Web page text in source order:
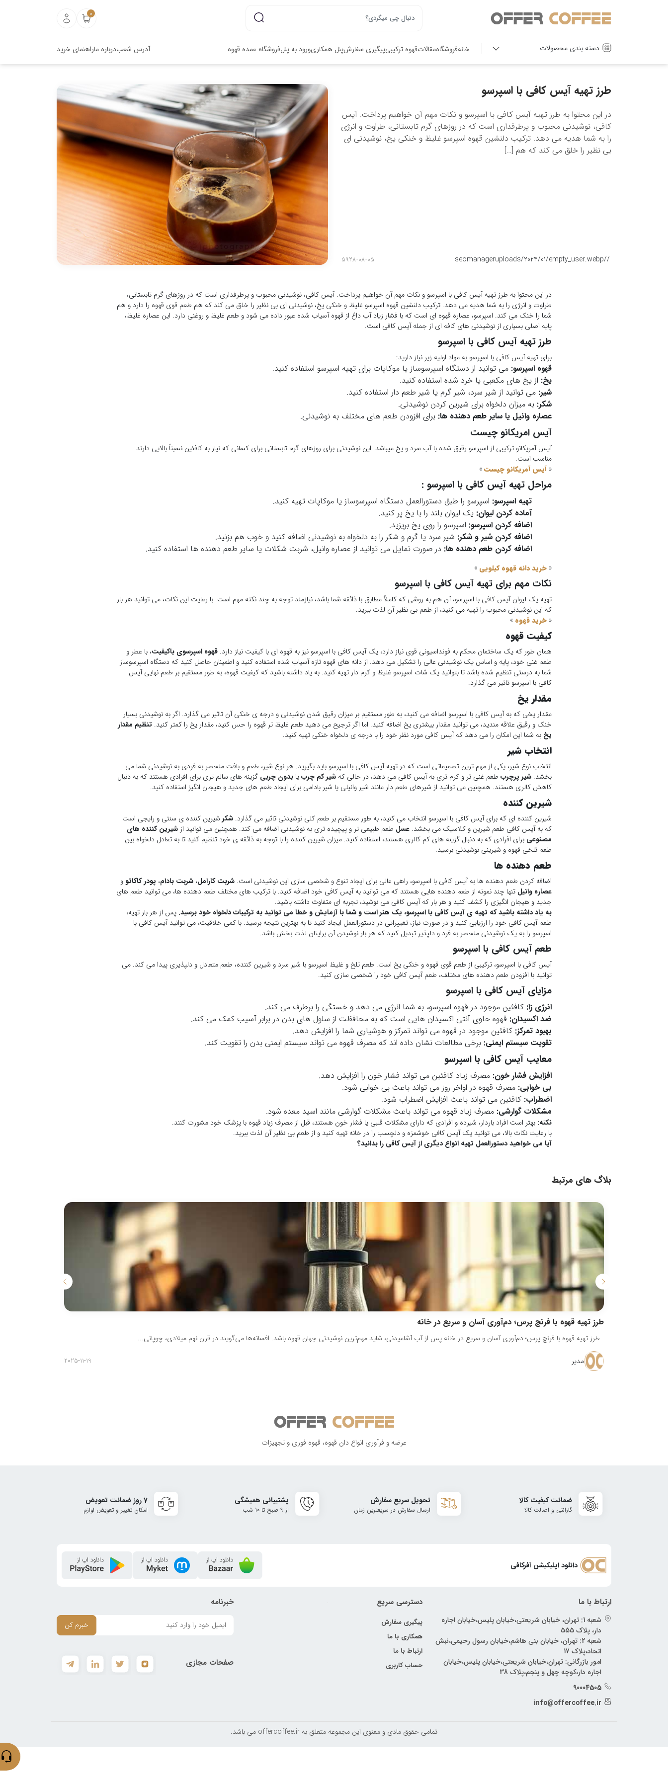
0
دسته بندی محصولات خانهفروشگاهمقالاتقهوه ترکیبیپیگیری سفارشپنل همکاریورود به پنلفروشگاه عمده قهوه آدرس شعبدرباره ماراهنمای خرید
طرز تهیه آیس کافی با اسپرسو
در این محتوا به طرز تهیه آیس کافی با اسپرسو و نکات مهم آن خواهیم پرداخت. آیس
کافی، نوشیدنی محبوب و پرطرفداری است که در روزهای گرم تابستانی، طراوت و انرژی
را به شما هدیه می دهد. ترکیب دلنشین قهوه اسپرسو غلیظ و خنکی یخ، نوشیدنی ای
بی نظیر را خلق می کند که هم […]
/
/uploads/2024/01/empty_user.webp
seomanager
5928-08-05
در این محتوا به طرز تهیه آیس کافی با اسپرسو و نکات مهم آن خواهیم پرداخت. آیس کافی، نوشیدنی محبوب و پرطرفداری است که در روزهای گرم تابستانی،
طراوت و انرژی را به شما هدیه می دهد. ترکیب دلنشین قهوه اسپرسو غلیظ و خنکی یخ، نوشیدنی ای بی نظیر را خلق می کند که هم طعم قوی قهوه را دارد و هم
شما را خنک می کند. اسپرسو، عصاره قهوه ای است که با فشار زیاد آب داغ از قهوه آسیاب شده عبور داده می شود و طعم غلیظ و روغنی دارد. این عصاره غلیظ،
پایه اصلی بسیاری از نوشیدنی های کافه ای از جمله آیس کافی است.
طرز تهیه آیس کافی با اسپرسو
برای تهیه آیس کافی با اسپرسو به مواد اولیه زیر نیاز دارید:
قهوه اسپرسو: می توانید از دستگاه اسپرسوساز یا موکاپات برای تهیه اسپرسو استفاده کنید.
یخ: از یخ های مکعبی یا خرد شده استفاده کنید.
شیر: می توانید از شیر سرد، شیر گرم یا شیر طعم دار استفاده کنید.
شکر: به میزان دلخواه برای شیرین کردن نوشیدنی.
عصاره وانیل یا سایر طعم دهنده ها: برای افزودن طعم های مختلف به نوشیدنی.
آیس امریکانو چیست
آیس آمریکانو ترکیبی از اسپرسو رقیق شده با آب سرد و یخ میباشد. این نوشیدنی برای روزهای گرم تابستانی برای کسانی که نیاز به کافئین نسبتاً بالایی دارند
مناسب است.
«آیس آمریکانو چیست»
مراحل تهیه آیس کافی با اسپرسو :
تهیه اسپرسو: اسپرسو را طبق دستورالعمل دستگاه اسپرسوساز یا موکاپات تهیه کنید.
آماده کردن لیوان: یک لیوان بلند را با یخ پر کنید.
اضافه کردن اسپرسو: اسپرسو را روی یخ بریزید.
اضافه کردن شیر و شکر: شیر سرد یا گرم و شکر را به دلخواه به نوشیدنی اضافه کنید و خوب هم بزنید.
اضافه کردن طعم دهنده ها: در صورت تمایل می توانید از عصاره وانیل، شربت شکلات یا سایر طعم دهنده ها استفاده کنید.
« خرید دانه قهوه کیلویی »
نکات مهم برای تهیه آیس کافی با اسپرسو
تهیه یک لیوان آیس کافی با اسپرسو، آن هم به روشی که کاملاً مطابق با ذائقه شما باشد، نیازمند توجه به چند نکته مهم است. با رعایت این نکات، می توانید هر بار
که این نوشیدنی محبوب را تهیه می کنید، از طعم بی نظیر آن لذت ببرید.
« خرید قهوه »
کیفیت قهوه
همان طور که یک ساختمان محکم به فونداسیونی قوی نیاز دارد، یک آیس کافی با اسپرسو نیز به قهوه ای با کیفیت نیاز دارد. قهوه اسپرسوی باکیفیت، با عطر و
طعم غنی خود، پایه و اساس یک نوشیدنی عالی را تشکیل می دهد. از دانه های قهوه تازه آسیاب شده استفاده کنید و اطمینان حاصل کنید که دستگاه اسپرسوساز
شما به درستی تنظیم شده باشد تا بتوانید یک شات اسپرسو غلیظ و کرم دار تهیه کنید. به یاد داشته باشید که کیفیت قهوه، به طور مستقیم بر طعم نهایی آیس
کافی با اسپرسو تاثیر می گذارد.
مقدار یخ
مقدار یخی که به آیس کافی با اسپرسو اضافه می کنید، به طور مستقیم بر میزان رقیق شدن نوشیدنی و درجه ی خنکی آن تاثیر می گذارد. اگر به نوشیدنی بسیار
خنک و رقیق علاقه مندید، می توانید مقدار بیشتری یخ اضافه کنید. اما اگر ترجیح می دهید طعم غلیظ تر قهوه را حس کنید، مقدار یخ را کمتر کنید. تنظیم مقدار
یخ به شما این امکان را می دهد که آیس کافی مورد نظر خود را با درجه ی دلخواه خنکی تهیه کنید.
انتخاب شیر
انتخاب نوع شیر، یکی از مهم ترین تصمیماتی است که در تهیه آیس کافی با اسپرسو باید بگیرید. هر نوع شیر، طعم و بافت منحصر به فردی به نوشیدنی شما می
بخشد. شیر پرچرب طعم غنی تر و کرم تری به آیس کافی می دهد، در حالی که شیر کم چربیا بدون چربی گزینه های سالم تری برای افرادی هستند که به دنبال
کاهش کالری هستند. همچنین می توانید از شیرهای طعم دار مانند شیر وانیلی یا شیر بادامی برای ایجاد طعم های جدید و هیجان انگیز استفاده کنید.
شیرین کننده
شیرین کننده ای که برای آیس کافی با اسپرسو انتخاب می کنید، به طور مستقیم بر طعم کلی نوشیدنی تاثیر می گذارد. شکر شیرین کننده ی سنتی و رایجی است
که به آیس کافی طعم شیرین و کلاسیک می بخشد. عسل طعم طبیعی تر و پیچیده تری به نوشیدنی اضافه می کند. همچنین می توانید از شیرین کننده های
مصنوعی برای افرادی که به دنبال گزینه های کم کالری هستند، استفاده کنید. میزان شیرین کننده را با توجه به ذائقه ی خود تنظیم کنید تا به تعادل دلخواه بین
طعم تلخی قهوه و شیرینی نوشیدنی برسید.
طعم دهنده ها
اضافه کردن طعم دهنده ها به آیس کافی با اسپرسو، راهی عالی برای ایجاد تنوع و شخصی سازی این نوشیدنی است. شربت کارامل، شربت بادام، پودر کاکائو و
عصاره وانیل تنها چند نمونه از طعم دهنده هایی هستند که می توانید به آیس کافی خود اضافه کنید. با ترکیب های مختلف طعم دهنده ها، می توانید طعم های
جدید و هیجان انگیزی را کشف کنید و هر بار که آیس کافی می نوشید، تجربه ای متفاوت داشته باشید.
به یاد داشته باشید که تهیه ی آیس کافی با اسپرسو، یک هنر است و شما با آزمایش و خطا می توانید به ترکیبات دلخواه خود برسید. پس از هر بار تهیه،
طعم آیس کافی خود را ارزیابی کنید و در صورت نیاز، تغییراتی در دستورالعمل ایجاد کنید تا به بهترین نتیجه برسید. با کمی خلاقیت، می توانید آیس کافی با
اسپرسو را به یک نوشیدنی منحصر به فرد و دلپذیر تبدیل کنید که هر بار نوشیدن آن برایتان لذت بخش باشد.
طعم آیس کافی با اسپرسو
آیس کافی با اسپرسو، ترکیبی از طعم قوی قهوه و خنکی یخ است. طعم تلخ و غلیظ اسپرسو با شیر سرد و شیرین کننده، طعم متعادل و دلپذیری پیدا می کند. می
توانید با افزودن طعم دهنده های مختلف، طعم آیس کافی خود را شخصی سازی کنید.
مزایای آیس کافی با اسپرسو
انرژی زا: کافئین موجود در قهوه اسپرسو، به شما انرژی می دهد و خستگی را برطرف می کند.
ضد اکسیدان: قهوه حاوی آنتی اکسیدان هایی است که به محافظت از سلول های بدن در برابر آسیب کمک می کند.
بهبود تمرکز: کافئین موجود در قهوه می تواند تمرکز و هوشیاری شما را افزایش دهد.
تقویت سیستم ایمنی: برخی مطالعات نشان داده اند که مصرف قهوه می تواند سیستم ایمنی بدن را تقویت کند.
معایب آیس کافی با اسپرسو
افزایش فشار خون: مصرف زیاد کافئین می تواند فشار خون را افزایش دهد.
بی خوابی: مصرف قهوه در اواخر روز می تواند باعث بی خوابی شود.
اضطراب: کافئین می تواند باعث افزایش اضطراب شود.
مشکلات گوارشی: مصرف زیاد قهوه می تواند باعث مشکلات گوارشی مانند اسید معده شود.
نکته: بهتر است افراد باردار، شیرده و افرادی که دارای مشکلات قلبی یا فشار خون هستند، قبل از مصرف زیاد قهوه با پزشک خود مشورت کنند.
با رعایت نکات بالا، می توانید یک آیس کافی خوشمزه و دلچسب را در خانه تهیه کنید و از طعم بی نظیر آن لذت ببرید.
آیا می خواهید دستورالعمل تهیه انواع دیگری از آیس کافی را بدانید؟
بلاگ های مرتبط
طرز تهیه قهوه با فرنچ پرس؛ دم‌آوری آسان و سریع در خانه
طرز تهیه قهوه با فرنچ پرس؛ دم‌آوری آسان و سریع در خانه پس از آب آشامیدنی، شاید مهم‌ترین نوشیدنی جهان قهوه باشد. افسانه‌ها می‌گویند در قرن نهم میلادی، چوپانی...
مدیر 2025-11-19
عرضه و فرآوری انواع دان قهوه، قهوه فوری و تجهیزات
ضمانت کیفیت کالا
گارانتی و اصالت کالا
تحویل سریع سفارش
ارسال سفارش در سریعترین زمان
پشتیبانی همیشگی
از 9 صبح تا 10 شب
7 روز ضمانت تعویض
امکان تغییر و تعویض لوازم
دانلود اپلیکیشن آفرکافی
ارتباط با ما
شعبه 1: تهران، خیابان شریعتی،خیابان پلیس،خیابان اجاره
دار، پلاک 555
شعبه 2: تهران، خیابان بنی هاشم،خیابان رسول رحیمی،نبش
اتحاد،پلاک 17
امور بازرگانی: تهران،خیابان شریعتی،خیابان پلیس،خیابان
اجاره دار،کوچه چهل و پنجم،پلاک 38
90004505
info@offercoffee.ir
دسترسی سریع
پیگیری سفارش
همکاری با ما
ارتباط با ما
حساب کاربری
خبرنامه
خبرم کن
صفحات مجازی
تمامی حقوق مادی و معنوی این مجموعه متعلق به offercoffee.ir می باشد.